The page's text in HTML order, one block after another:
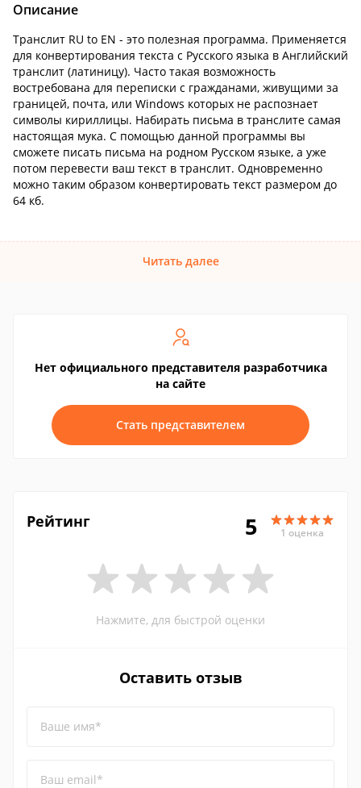
Описание
Транслит RU to EN - это полезная программа. Применяется
для конвертирования текста с Русского языка в Английский
транслит (латиницу). Часто такая возможность
востребована для переписки с гражданами, живущими за
границей, почта, или Windows которых не распознает
символы кириллицы. Набирать письма в транслите самая
настоящая мука. С помощью данной программы вы
сможете писать письма на родном Русском языке, а уже
потом перевести ваш текст в транслит. Одновременно
можно таким образом конвертировать текст размером до
64 кб.
Читать далее
Нет официального представителя разработчика
на сайте
Стать представителем
Рейтинг 5 1 оценка
Нажмите, для быстрой оценки
Оставить отзыв
Ваше имя*
Ваш email*